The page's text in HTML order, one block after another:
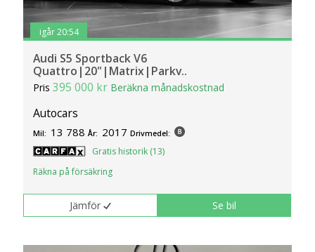
igår 20:54
Audi S5 Sportback V6
Quattro|20"|Matrix|Parkv..
Pris395 000 kr Beräkna månadskostnad
Autocars
Mil: 13 788 År: 2017 Drivmedel:
Gratis historik (13)
Räkna på försäkring
Jämför Se bil